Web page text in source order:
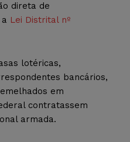
direta de
Lei Distrital nº
lotéricas,
bancários,
em
contratassem
armada.